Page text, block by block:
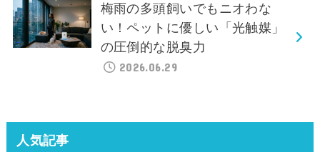
梅雨の多頭飼いでもニオわな
い！ペットに優しい「光触媒」
の圧倒的な脱臭力
2026.06.29
人気記事